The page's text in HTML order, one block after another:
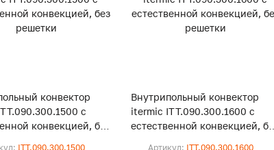
конвектор
с
конвекцией, без
ITT.090.300.1500
Внутрипольный конвектор
itermic ITT.090.300.1600 с
естественной конвекцией, без
Артикул: ITT.090.300.1600